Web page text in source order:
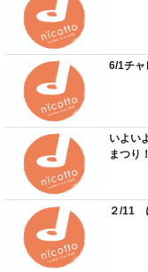
6/1チ
いよい
まつり
２/11